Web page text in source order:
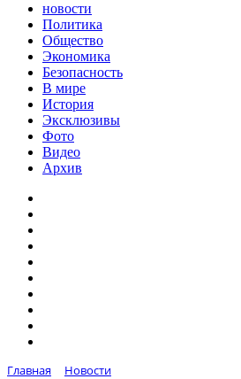
новости
Политика
Общество
Экономика
Безопасность
В мире
История
Эксклюзивы
Фото
Видео
Архив
Главная
Новости